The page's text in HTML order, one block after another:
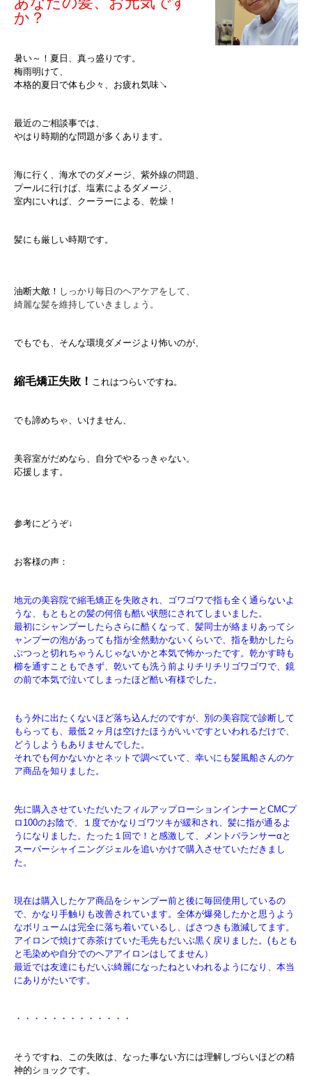
か？
暑い～！夏日、真っ盛りです。
梅雨明けて、
本格的夏日で体も少々、お疲れ気味↘
最近のご相談事では、
やはり時期的な問題が多くあります。
海に行く、海水でのダメージ、紫外線の問題、
プールに行けば、塩素によるダメージ、
室内にいれば、クーラーによる、乾燥！
髪にも厳しい時期です。
油断大敵！ しっかり毎日のヘアケアをして、
綺麗な髪を維持していきましょう。
でもでも、そんな環境ダメージより怖いのが、
縮毛矯正失敗！ これはつらいですね。
でも諦めちゃ、いけません、
美容室がだめなら、自分でやるっきゃない。
応援します。
参考にどうぞ↓
お客様の声：
地元の美容院で縮毛矯正を失敗され、ゴワゴワで指も全く通らないよ
うな、もともとの髪の何倍も酷い状態にされてしまいました。
最初にシャンプーしたらさらに酷くなって、髪同士が絡まりあってシ
ャンプーの泡があっても指が全然動かないくらいで、指を動かしたら
ぶつっと切れちゃうんじゃないかと本気で怖かったです。乾かす時も
櫛を通すこともできず、乾いても洗う前よりチリチリゴワゴワで、鏡
の前で本気で泣いてしまったほど酷い有様でした。
もう外に出たくないほど落ち込んだのですが、別の美容院で診断して
もらっても、最低２ヶ月は空けたほうがいいですといわれるだけで、
どうしようもありませんでした。
それでも何かないかとネットで調べていて、幸いにも髪風船さんのケ
ア商品を知りました。
先に購入させていただいたフィルアップローションインナーとCMCプ
ロ100のお陰で、１度でかなりゴワツキが緩和され、髪に指が通るよ
うになりました。たった１回で！と感激して、メントバランサーαと
スーパーシャイニングジェルを追いかけで購入させていただきまし
た。
現在は購入したケア商品をシャンプー前と後に毎回使用しているの
で、かなり手触りも改善されています。全体が爆発したかと思うよう
なボリュームは完全に落ち着いているし、ぱさつきも激減してます。
アイロンで焼けて赤茶けていた毛先もだいぶ黒く戻りました。(もとも
と毛染めや自分でのヘアアイロンはしてません）
最近では友達にもだいぶ綺麗になったねといわれるようになり、本当
にありがたいです。
・・・・・・・・・・・・・
そうですね、この失敗は、なった事ない方には理解しづらいほどの精
神的ショックです。